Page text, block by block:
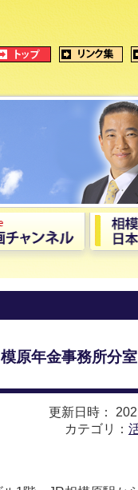
原年金事務所分
更新日時：
カテゴリ：